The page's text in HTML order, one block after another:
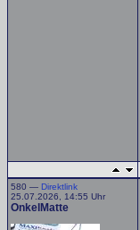
580 — Direktlink
25.07.2026, 14:55 Uhr
OnkelMatte